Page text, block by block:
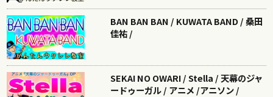
BAN BAN BAN / KUWATA BAND / 桑田
佳祐 /
SEKAI NO OWARI / Stella / 天幕のジャ
ードゥーガル / アニメ /アニソン /